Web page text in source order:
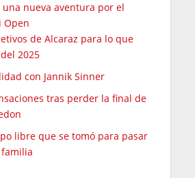
una nueva aventura por el
Open
de Alcaraz para lo que
2025
con Jannik Sinner
tras perder la final de
libre que se tomó para pasar